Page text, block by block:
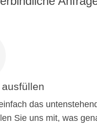
das
Sie uns mit, was